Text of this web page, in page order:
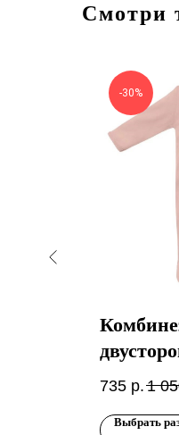
Смотри
-30%
Светлая
735 р. 1
Выбрать